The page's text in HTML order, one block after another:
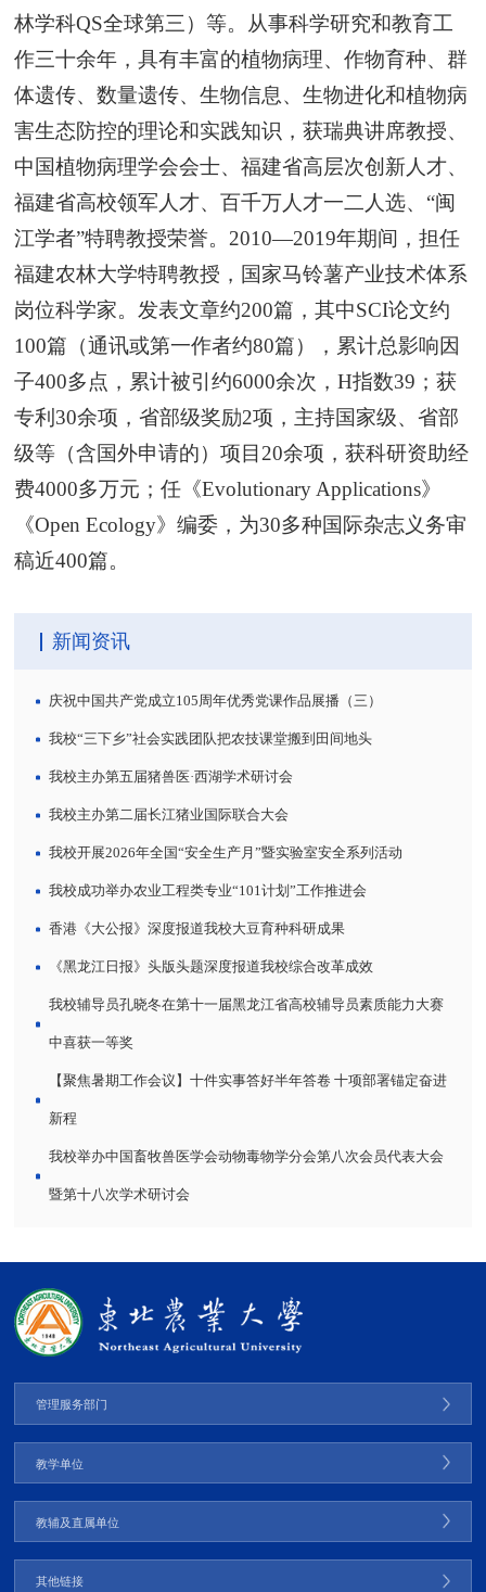
林学科QS全球第三）等。从事科学研究和教育工
作三十余年，具有丰富的植物病理、作物育种、群
体遗传、数量遗传、生物信息、生物进化和植物病
害生态防控的理论和实践知识，获瑞典讲席教授、
中国植物病理学会会士、福建省高层次创新人才、
福建省高校领军人才、百千万人才一二人选、“闽
江学者”特聘教授荣誉。2010—2019年期间，担任
福建农林大学特聘教授，国家马铃薯产业技术体系
岗位科学家。发表文章约200篇，其中SCI论文约
100篇（通讯或第一作者约80篇），累计总影响因
子400多点，累计被引约6000余次，H指数39；获
专利30余项，省部级奖励2项，主持国家级、省部
级等（含国外申请的）项目20余项，获科研资助经
费4000多万元；任《Evolutionary Applications》
《Open Ecology》编委，为30多种国际杂志义务审
稿近400篇。
新闻资讯
庆祝中国共产党成立105周年优秀党课作品展播（三）
我校“三下乡”社会实践团队把农技课堂搬到田间地头
我校主办第五届猪兽医·西湖学术研讨会
我校主办第二届长江猪业国际联合大会
我校开展2026年全国“安全生产月”暨实验室安全系列活动
我校成功举办农业工程类专业“101计划”工作推进会
香港《大公报》深度报道我校大豆育种科研成果
《黑龙江日报》头版头题深度报道我校综合改革成效
我校辅导员孔晓冬在第十一届黑龙江省高校辅导员素质能力大赛
中喜获一等奖
【聚焦暑期工作会议】十件实事答好半年答卷 十项部署锚定奋进
新程
我校举办中国畜牧兽医学会动物毒物学分会第八次会员代表大会
暨第十八次学术研讨会
管理服务部门
教学单位
教辅及直属单位
其他链接